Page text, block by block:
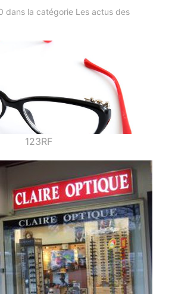
dans la catégorie Les actus des
123RF